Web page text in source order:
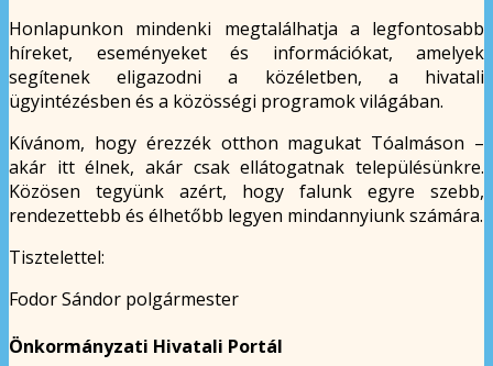
Honlapunkon mindenki megtalálhatja a legfontosabb
híreket, eseményeket és információkat, amelyek
segítenek eligazodni a közéletben, a hivatali
ügyintézésben és a közösségi programok világában.
Kívánom, hogy érezzék otthon magukat Tóalmáson –
akár itt élnek, akár csak ellátogatnak településünkre.
Közösen tegyünk azért, hogy falunk egyre szebb,
rendezettebb és élhetőbb legyen mindannyiunk számára.
Tisztelettel:
Fodor Sándor polgármester
Önkormányzati Hivatali Portál